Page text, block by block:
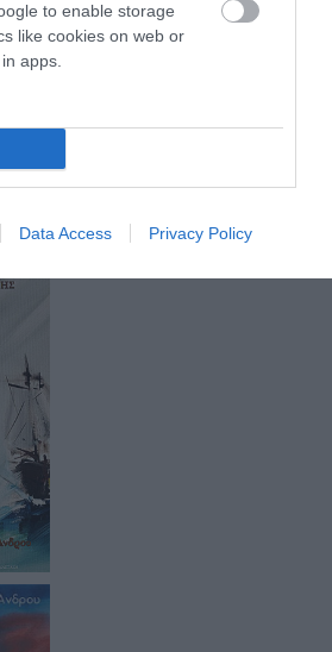
to enable storage
like cookies on web or
apps.
Data Access Privacy Policy